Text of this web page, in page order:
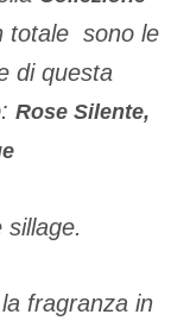
totale sono le
di questa
Rose Silente,
fragranza in